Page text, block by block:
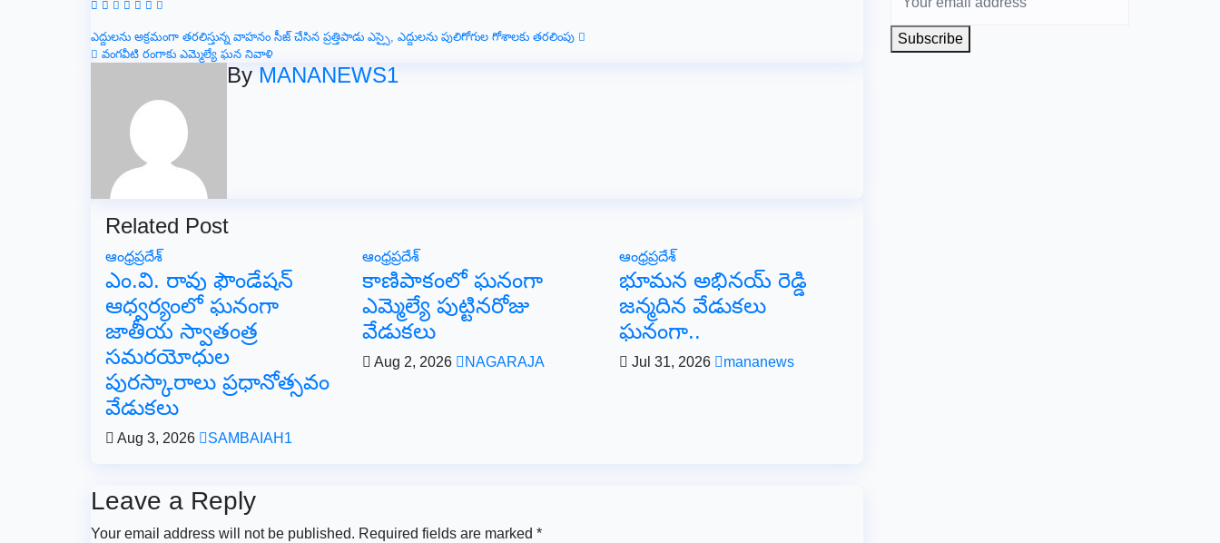
Post
ఎద్దులను అక్రమంగా తరలిస్తున్న వాహనం సీజ్ చేసిన ప్రత్తిపాడు ఎస్సై, ఎద్దులను పులిగోగుల గోశాలకు తరలింపు
వంగ‌వీటి రంగాకు ఎమ్మెల్యే ఘ‌న నివాళి
By MANANEWS1
Related Post
ఆంధ్రప్రదేశ్
ఎం.వి. రావు ఫౌండేషన్
ఆధ్వర్యంలో ఘనంగా
జాతీయ స్వాతంత్ర
సమరయోధుల
పురస్కారాలు ప్రధానోత్సవం
వేడుకలు
Aug 3, 2026 SAMBAIAH1
ఆంధ్రప్రదేశ్
కాణిపాకంలో ఘనంగా
ఎమ్మెల్యే పుట్టినరోజు
వేడుకలు
Aug 2, 2026 NAGARAJA
ఆంధ్రప్రదేశ్
భూమన అభినయ్ రెడ్డి
జన్మదిన వేడుకలు
ఘనంగా..
Jul 31, 2026 mananews
Leave a Reply
Your email address will not be published. Required fields are marked *
Subscribe